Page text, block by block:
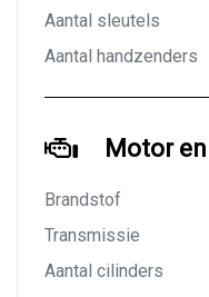
Aantal sleutels
Aantal handzenders
Motor
Brandstof
Transmissie
Aantal cilinders